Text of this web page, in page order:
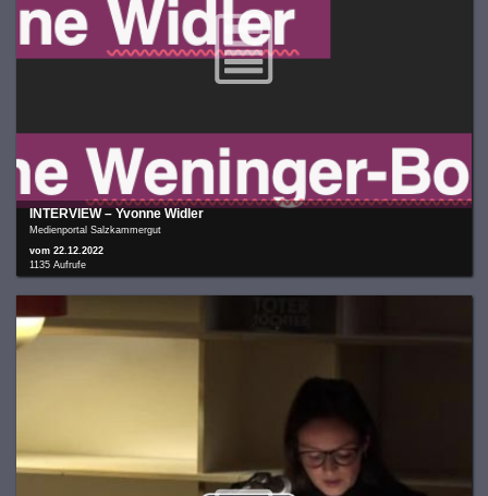
INTERVIEW – Yvonne Widler
Medienportal Salzkammergut
vom 22.12.2022
1135 Aufrufe